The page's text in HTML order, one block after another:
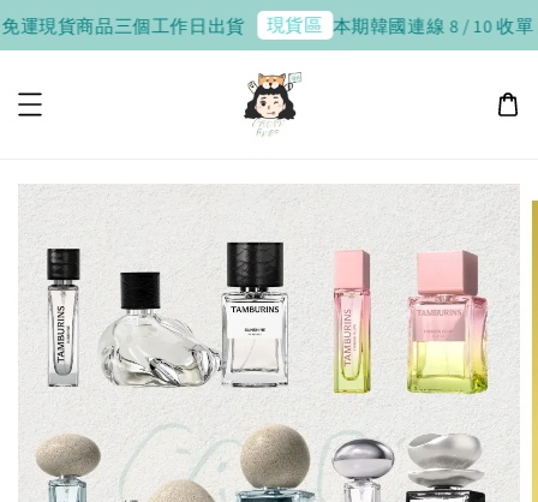
品三個工作日出貨 現貨區 本期韓國連線 8 / 10 收單，8 / 20 -